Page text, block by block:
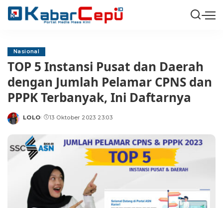
Nasional
TOP 5 Instansi Pusat dan Daerah
dengan Jumlah Pelamar CPNS dan
PPPK Terbanyak, Ini Daftarnya
Posted
LOLO 13 Oktober 2023 23:03